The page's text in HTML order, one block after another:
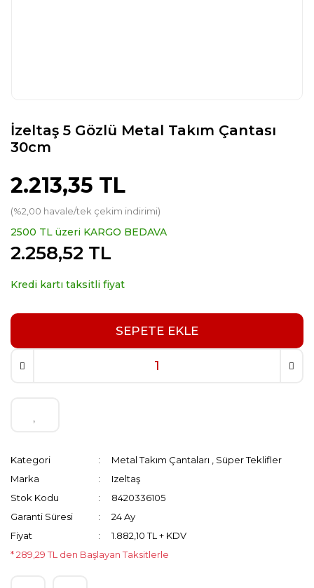
İzeltaş 5 Gözlü Metal Takım Çantası
30cm
2.213,35 TL
(%2,00 havale/tek çekim indirimi)
2500 TL üzeri KARGO BEDAVA
2.258,52 TL
Kredi kartı taksitli fiyat
SEPETE EKLE
Kategori Metal Takım Çantaları
Süper Teklifler
Marka
Izeltaş
Stok Kodu
8420336105
Garanti Süresi
24 Ay
Fiyat
1.882,10 TL + KDV
* 289,29 TL den Başlayan Taksitlerle